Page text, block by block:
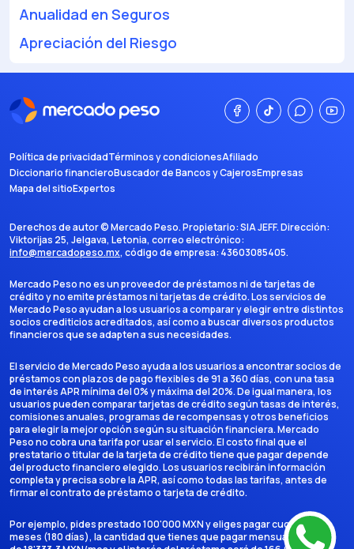
Anualidad en Seguros
Apreciación del Riesgo
Política de privacidadTérminos y condicionesAfiliado
Diccionario financieroBuscador de Bancos y CajerosEmpresas
Mapa del sitioExpertos
Derechos de autor ©Mercado Peso. Propietario:SIA JEFF. Dirección:
Viktorijas 25, Jelgava, Letonia, correo electrónico:
info@mercadopeso.mx, código de empresa: 43603085405.
Mercado Peso no es un proveedor de préstamos ni de tarjetas de
crédito y no emite préstamos ni tarjetas de crédito. Los servicios de
Mercado Peso ayudan a los usuarios a comparar y elegir entre distintos
socios crediticios acreditados, así como a buscar diversos productos
financieros que se adapten a sus necesidades.
El servicio de Mercado Peso ayuda a los usuarios a encontrar socios de
préstamos con plazos de pago flexibles de 91 a 360 días, con una tasa
de interés APR mínima del 0% y máxima del 20%. De igual manera, los
usuarios pueden comparar tarjetas de crédito según tasas de interés,
comisiones anuales, programas de recompensas y otros beneficios
para elegir la mejor opción según su situación financiera. Mercado
Peso no cobra una tarifa por usar el servicio. El costo final que el
prestatario o titular de la tarjeta de crédito tiene que pagar depende
del producto financiero elegido. Los usuarios recibirán información
completa y precisa sobre la APR, así como todas las tarifas, antes de
firmar el contrato de préstamo o tarjeta de crédito.
Por ejemplo, pides prestado 100'000 MXN y eliges pagar cuotas en 6
meses (180 días), la cantidad que tienes que pagar mensualmente es